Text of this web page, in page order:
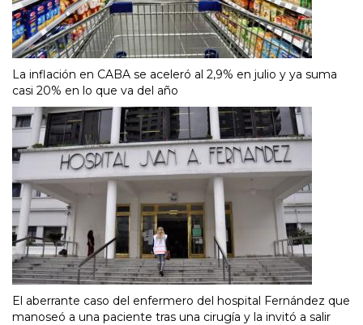
La inflación en CABA se aceleró al 2,9% en julio y ya suma
casi 20% en lo que va del año
El aberrante caso del enfermero del hospital Fernández que
manoseó a una paciente tras una cirugía y la invitó a salir